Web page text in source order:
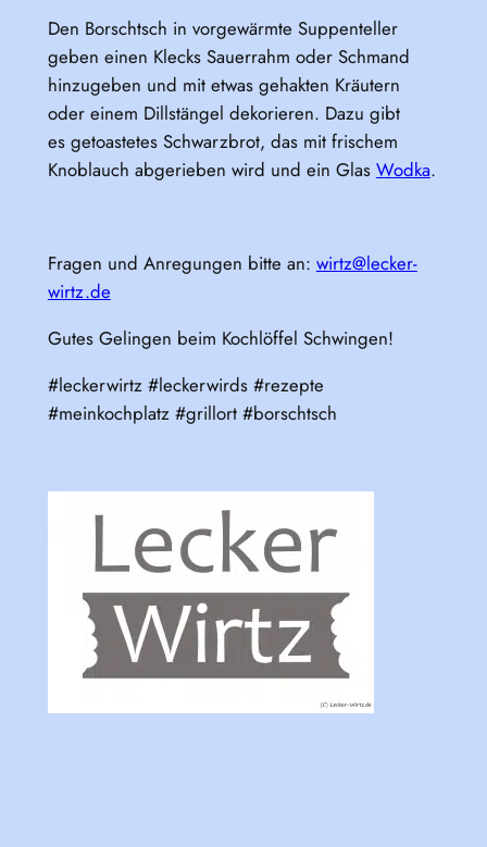
Den Borschtsch in vorgewärmte Suppenteller
geben einen Klecks Sauerrahm oder Schmand
hinzugeben und mit etwas gehakten Kräutern
oder einem Dillstängel dekorieren. Dazu gibt
es getoastetes Schwarzbrot, das mit frischem
Knoblauch abgerieben wird und ein Glas Wodka.
Fragen und Anregungen bitte an: wirtz@lecker-
wirtz.de
Gutes Gelingen beim Kochlöffel Schwingen!
#leckerwirtz #leckerwirds #rezepte
#meinkochplatz #grillort #borschtsch